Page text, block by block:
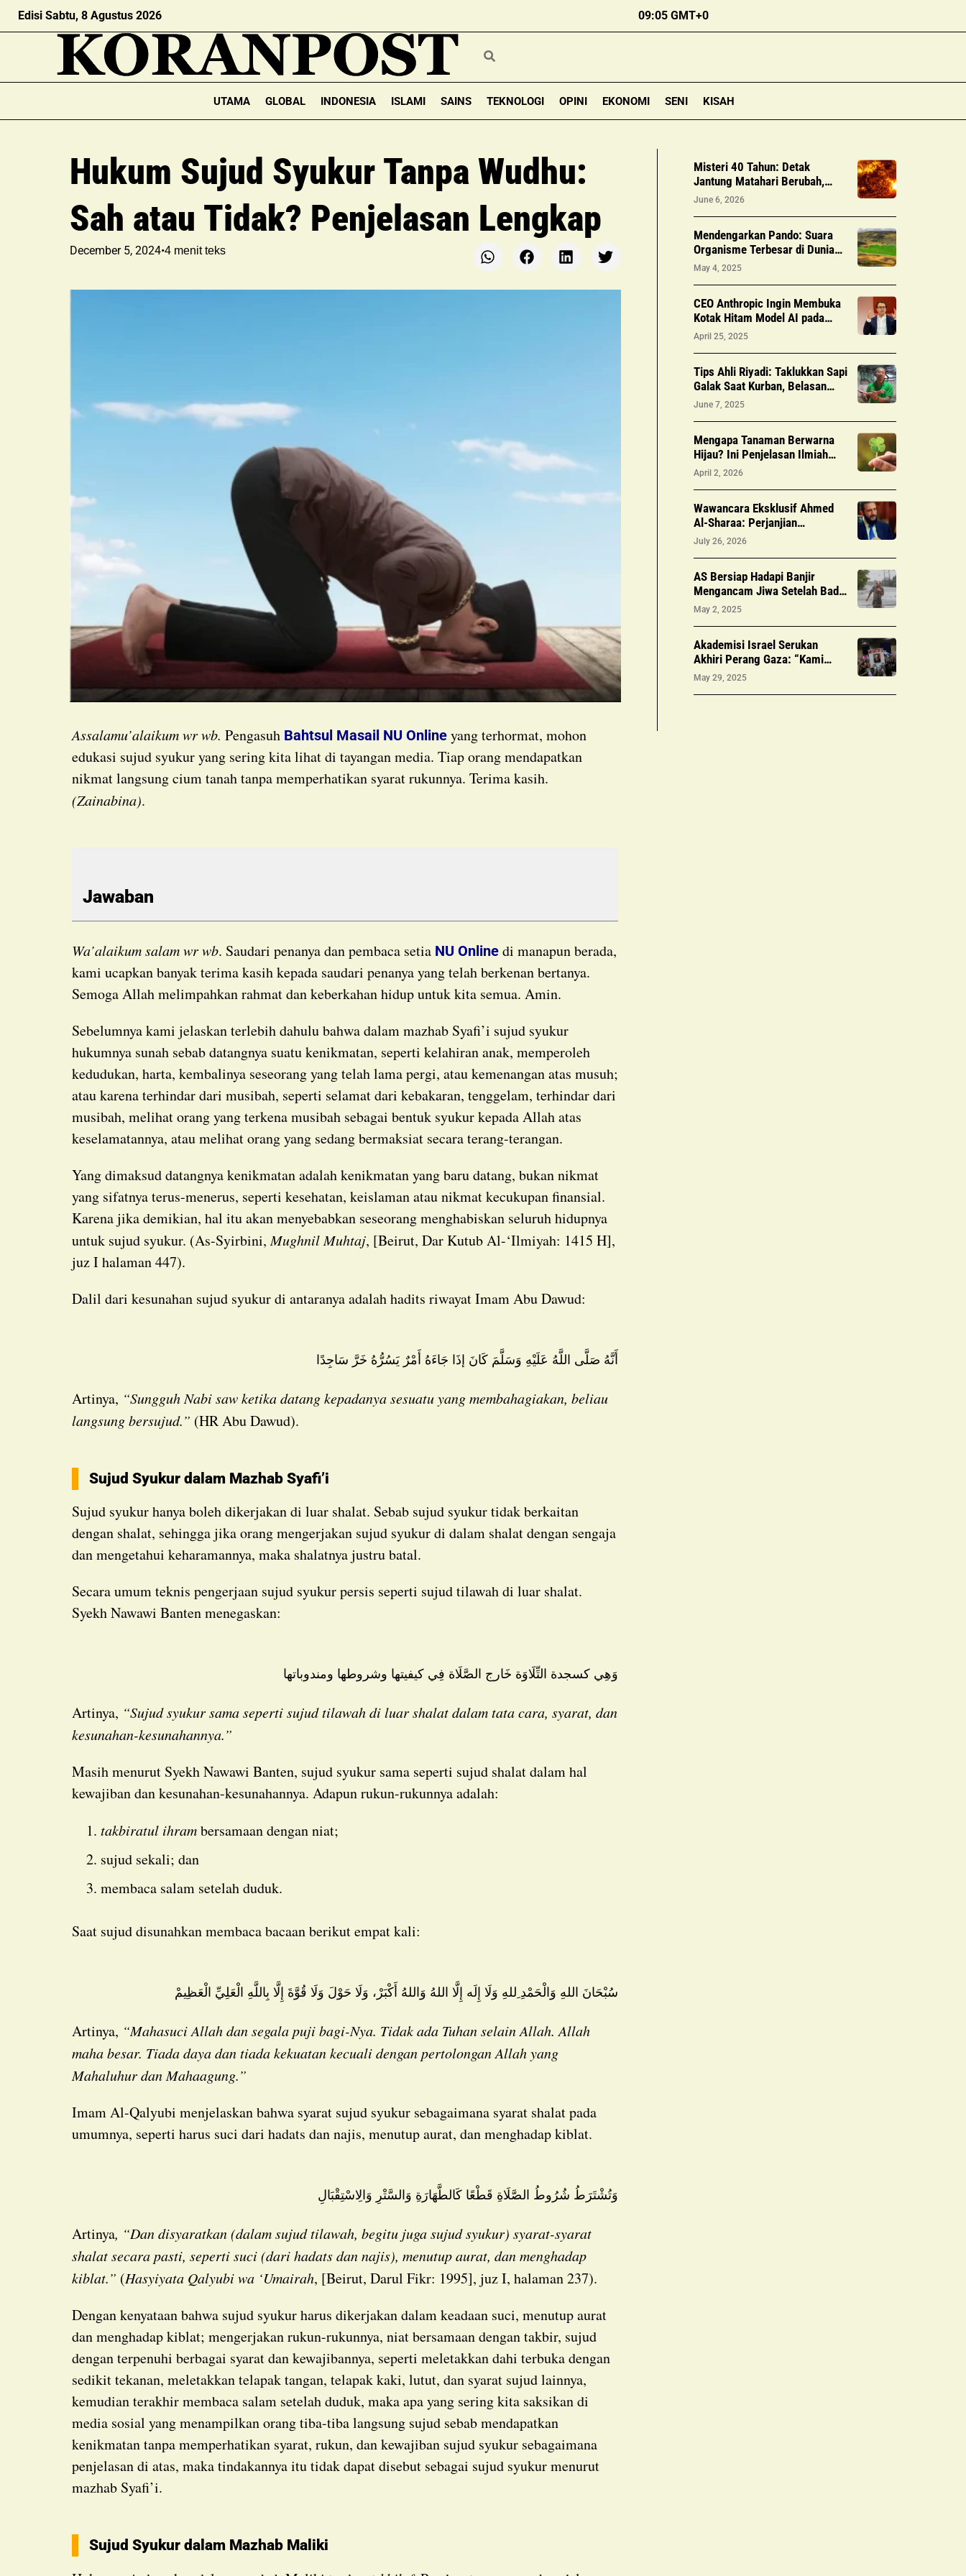
Edisi Sabtu, 8 Agustus 2026 09:05 GMT+0
UTAMA GLOBAL INDONESIA ISLAMI SAINS TEKNOLOGI OPINI EKONOMI SENI KISAH
Hukum Sujud Syukur Tanpa Wudhu:
Sah atau Tidak? Penjelasan Lengkap
December 5, 2024•4 menit teks
Assalamu’alaikum wr wb. Pengasuh Bahtsul Masail NU Online yang terhormat, mohon
edukasi sujud syukur yang sering kita lihat di tayangan media. Tiap orang mendapatkan
nikmat langsung cium tanah tanpa memperhatikan syarat rukunnya. Terima kasih.
(Zainabina).
Jawaban
Wa’alaikum salam wr wb. Saudari penanya dan pembaca setia NU Online di manapun berada,
kami ucapkan banyak terima kasih kepada saudari penanya yang telah berkenan bertanya.
Semoga Allah melimpahkan rahmat dan keberkahan hidup untuk kita semua. Amin.
Sebelumnya kami jelaskan terlebih dahulu bahwa dalam mazhab Syafi’i sujud syukur
hukumnya sunah sebab datangnya suatu kenikmatan, seperti kelahiran anak, memperoleh
kedudukan, harta, kembalinya seseorang yang telah lama pergi, atau kemenangan atas musuh;
atau karena terhindar dari musibah, seperti selamat dari kebakaran, tenggelam, terhindar dari
musibah, melihat orang yang terkena musibah sebagai bentuk syukur kepada Allah atas
keselamatannya, atau melihat orang yang sedang bermaksiat secara terang-terangan.
Yang dimaksud datangnya kenikmatan adalah kenikmatan yang baru datang, bukan nikmat
yang sifatnya terus-menerus, seperti kesehatan, keislaman atau nikmat kecukupan finansial.
Karena jika demikian, hal itu akan menyebabkan seseorang menghabiskan seluruh hidupnya
untuk sujud syukur. (As-Syirbini,Mughnil Muhtaj, [Beirut, Dar Kutub Al-‘Ilmiyah: 1415 H],
juz I halaman 447).
Dalil dari kesunahan sujud syukur di antaranya adalah hadits riwayat Imam Abu Dawud:
أَنَّهُ صَلَّى اللَّهُ عَلَيْهِ وَسَلَّمَ كَانَ إذَا جَاءَهُ أَمْرٌ يَسُرُّهُ خَرَّ سَاجِدًا
Artinya, “Sungguh Nabi saw ketika datang kepadanya sesuatu yang membahagiakan, beliau
langsung bersujud.” (HR Abu Dawud).
Sujud Syukur dalam Mazhab Syafi’i
Sujud syukur hanya boleh dikerjakan di luar shalat. Sebab sujud syukur tidak berkaitan
dengan shalat, sehingga jika orang mengerjakan sujud syukur di dalam shalat dengan sengaja
dan mengetahui keharamannya, maka shalatnya justru batal.
Secara umum teknis pengerjaan sujud syukur persis seperti sujud tilawah di luar shalat.
Syekh Nawawi Banten menegaskan:
وَهِي كسجدة التِّلَاوَة خَارج الصَّلَاة فِي كيفيتها وشروطها ومندوباتها
Artinya, “Sujud syukur sama seperti sujud tilawah di luar shalat dalam tata cara, syarat, dan
kesunahan-kesunahannya.”
Masih menurut Syekh Nawawi Banten, sujud syukur sama seperti sujud shalat dalam hal
kewajiban dan kesunahan-kesunahannya. Adapun rukun-rukunnya adalah:
takbiratul ihrambersamaan dengan niat;
sujud sekali; dan
membaca salam setelah duduk.
Saat sujud disunahkan membaca bacaan berikut empat kali:
سُبْحَانَ اللهِ وَالْحَمْدِ ِللهِ وَلَا إِلَه إِلَّا اللهُ وَاللهُ أَكْبَرْ، وَلَا حَوْلَ وَلَا قُوَّةَ إِلَّا بِاللَّهِ الْعَلِيِّ الْعَظِيمْ
Artinya, “Mahasuci Allah dan segala puji bagi-Nya. Tidak ada Tuhan selain Allah. Allah
maha besar. Tiada daya dan tiada kekuatan kecuali dengan pertolongan Allah yang
Mahaluhur dan Mahaagung.”
Imam Al-Qalyubi menjelaskan bahwa syarat sujud syukur sebagaimana syarat shalat pada
umumnya, seperti harus suci dari hadats dan najis, menutup aurat, dan menghadap kiblat.
وَتُشْتَرَطُ شُرُوطُ الصَّلَاةِ قَطْعًا كَالطَّهَارَةِ وَالسَّتْرِ وَالِاسْتِقْبَالِ
Artinya, “Dan disyaratkan (dalam sujud tilawah, begitu juga sujud syukur) syarat-syarat
shalat secara pasti, seperti suci (dari hadats dan najis), menutup aurat, dan menghadap
kiblat.” (Hasyiyata Qalyubi wa ‘Umairah, [Beirut, Darul Fikr: 1995], juz I, halaman 237).
Dengan kenyataan bahwa sujud syukur harus dikerjakan dalam keadaan suci, menutup aurat
dan menghadap kiblat; mengerjakan rukun-rukunnya, niat bersamaan dengan takbir, sujud
dengan terpenuhi berbagai syarat dan kewajibannya, seperti meletakkan dahi terbuka dengan
sedikit tekanan, meletakkan telapak tangan, telapak kaki, lutut, dan syarat sujud lainnya,
kemudian terakhir membaca salam setelah duduk, maka apa yang sering kita saksikan di
media sosial yang menampilkan orang tiba-tiba langsung sujud sebab mendapatkan
kenikmatan tanpa memperhatikan syarat, rukun, dan kewajiban sujud syukur sebagaimana
penjelasan di atas, maka tindakannya itu tidak dapat disebut sebagai sujud syukur menurut
mazhab Syafi’i.
Sujud Syukur dalam Mazhab Maliki
Misteri 40 Tahun: Detak
Jantung Matahari Berubah,
Ilmuwan Deteksi Perilaku Baru
June 6, 2026
Mendengarkan Pando: Suara
Organisme Terbesar di Dunia
Terungkap
May 4, 2025
CEO Anthropic Ingin Membuka
Kotak Hitam Model AI pada
2027
April 25, 2025
Tips Ahli Riyadi: Taklukkan Sapi
Galak Saat Kurban, Belasan
Tahun Berpengalaman!
June 7, 2025
Mengapa Tanaman Berwarna
Hijau? Ini Penjelasan Ilmiah
yang Benar Tentang Klorofil
April 2, 2026
Wawancara Eksklusif Ahmed
Al-Sharaa: Perjanjian
Keamanan dengan Israel, Krisis
July 26, 2026
AS Bersiap Hadapi Banjir
Mengancam Jiwa Setelah Badai
Mematikan
May 2, 2025
Akademisi Israel Serukan
Akhiri Perang Gaza: “Kami
Tidak Bisa Mengatakan Tidak
May 29, 2025